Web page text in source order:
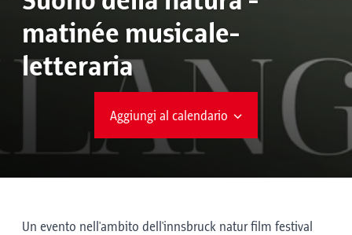
matinée musicale-
letteraria
Aggiungi al calendario
Un evento nell'ambito dell'innsbruck natur film festival